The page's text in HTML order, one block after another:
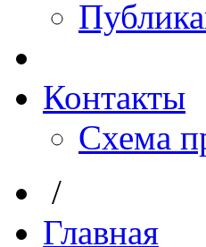
Контакты
Схема
/
Главная